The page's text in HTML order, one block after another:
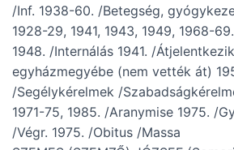
/Inf. 1938-60. /Betegség,
1928-29, 1941, 1943, 1949, 1968-
1948. /Internálás 1941. /
egyházmegyébe (nem vették át)
/Segélykérelmek /
1971-75, 1985. /Aranymise 1975. /
/Végr. 1975. /Obitus /Massa